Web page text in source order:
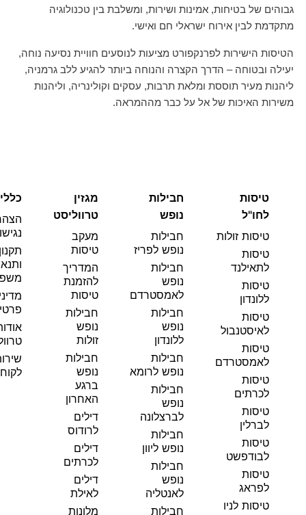
גבוהים של בטיחות, אמינות ושירות, ומשלבת בין טכנולוגיה
מתקדמת לבין אירוח ישראלי חם ואישי.
הטיסות הישירות לפרנקפורט מציעות לנוסעים חוויית נסיעה נוחה,
יעילה ובטוחה – הדרך הקצרה והנוחה ביותר להגיע ללב גרמניה,
ליהנות מעיר תוססת ומלאת תרבות, עסקים וקולינריה, וליהנות
משירות האיכות של אל על כבר מההמראה.
טיסות
לחו"ל
טיסות זולות
טיסות
לתאילנד
טיסות
ללונדון
טיסות
לאיסטנבול
טיסות
לאמסטרדם
טיסות
לכרתים
טיסות
לברלין
טיסות
לבודפשט
טיסות
לפראג
טיסות לניו
חבילות
נופש
חבילות
נופש לפריז
חבילות
נופש
לאמסטרדם
חבילות
נופש
ללונדון
חבילות
נופש לרומא
חבילות
נופש
לברצלונה
חבילות
נופש ליוון
חבילות
נופש
לאנטליה
חבילות
מגזין
טרווליסט
מעקב
טיסות
המדריך
להזמנת
טיסות
חבילות
נופש
זולות
חבילות
נופש
ברגע
האחרון
דילים
לרודוס
דילים
לכרתים
דילים
לאילת
מלונות
כללי